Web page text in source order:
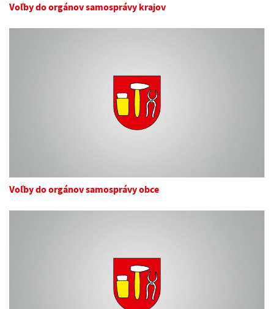
Voľby do orgánov samosprávy krajov
Voľby do orgánov samosprávy obce